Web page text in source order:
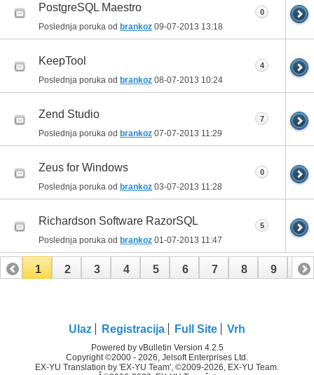
PostgreSQL Maestro
Poslednja poruka od brankoz 09-07-2013 13:18
0
KeepTool
Poslednja poruka od brankoz 08-07-2013 10:24
4
Zend Studio
Poslednja poruka od brankoz 07-07-2013 11:29
7
Zeus for Windows
Poslednja poruka od brankoz 03-07-2013 11:28
0
Richardson Software RazorSQL
Poslednja poruka od brankoz 01-07-2013 11:47
5
1 2 3 4 5 6 7 8 9 10
Ulaz Registracija Full Site Vrh
Powered by vBulletin Version 4.2.5
Copyright ©2000 - 2026, Jelsoft Enterprises Ltd.
EX-YU Translation by 'EX-YU Team', ©2009-2026, EX-YU Team.